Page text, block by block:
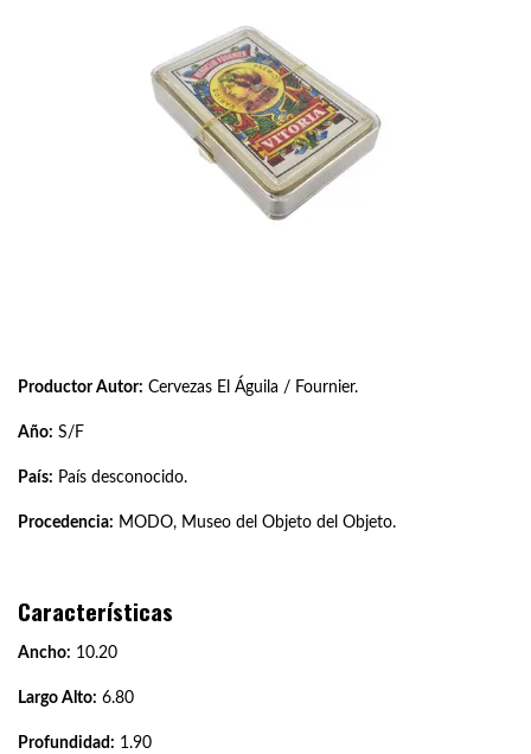
Productor Autor: Cervezas El Águila / Fournier.
Año: S/F
País: País desconocido.
Procedencia: MODO, Museo del Objeto del Objeto.
Características
Ancho: 10.20
Largo Alto: 6.80
Profundidad: 1.90